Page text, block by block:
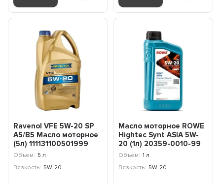
Ravenol VFE 5W-20 SP
A5/B5 Масло моторное
(5л) 111131100501999
Объем: 5 л
Вязкость: 5W-20
Масло моторное ROWE
Highteс Synt АSIA 5W-
20 (1л) 20359-0010-99
Объем: 1 л
Вязкость: 5W-20